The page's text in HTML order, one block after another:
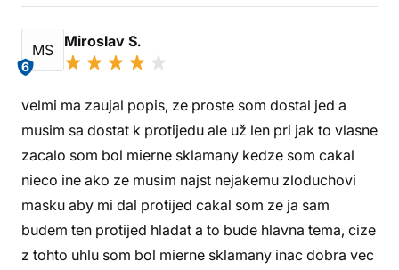
MS
6
Miroslav S.
velmi ma zaujal popis, ze proste som dostal jed a
musim sa dostat k protijedu ale už len pri jak to vlasne
zacalo som bol mierne sklamany kedze som cakal
nieco ine ako ze musim najst nejakemu zloduchovi
masku aby mi dal protijed cakal som ze ja sam
budem ten protijed hladat a to bude hlavna tema, cize
z tohto uhlu som bol mierne sklamany inac dobra vec